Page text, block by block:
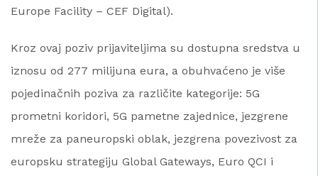
Europe Facility – CEF Digital).
Kroz ovaj poziv prijaviteljima su dostupna sredstva u
iznosu od 277 milijuna eura, a obuhvaćeno je više
pojedinačnih poziva za različite kategorije: 5G
prometni koridori, 5G pametne zajednice, jezgrene
mreže za paneuropski oblak, jezgrena povezivost za
europsku strategiju Global Gateways, Euro QCI i